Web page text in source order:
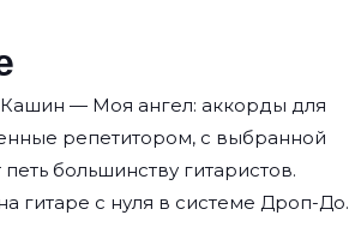
— Моя ангел: аккорды для
репетитором, с выбранной
большинству гитаристов.
гитаре с нуля в системе Дроп-До.